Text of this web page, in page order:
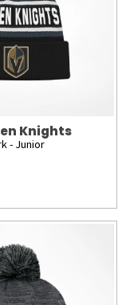
Knights
- Junior